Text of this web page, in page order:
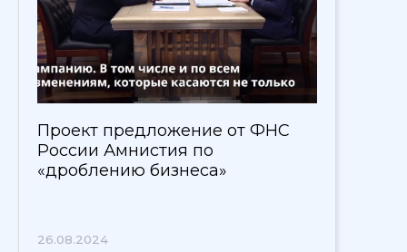
Проект предложение от ФНС
России Амнистия по
«дроблению бизнеса»
26.08.2024